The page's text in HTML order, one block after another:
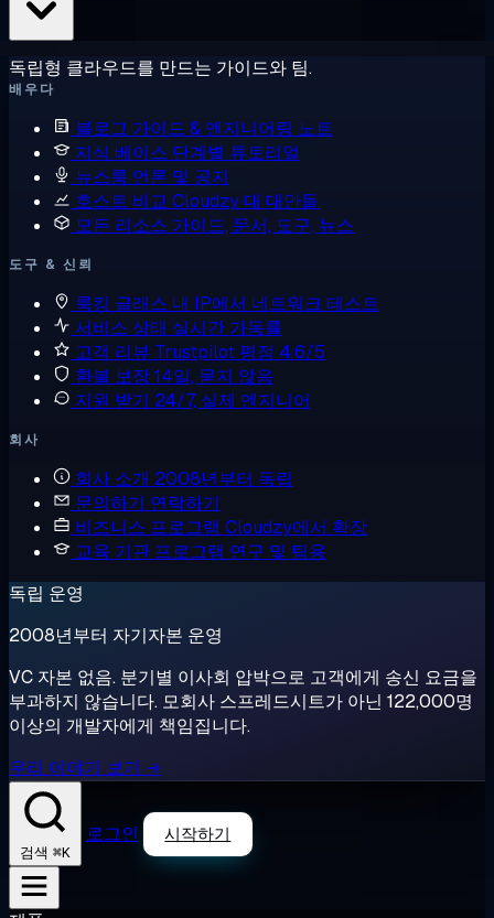
독립형 클라우드를 만드는 가이드와 팀.
배우다
블로그 가이드 & 엔지니어링 노트
지식 베이스 단계별 튜토리얼
뉴스룸 언론 및 공지
호스트 비교 Cloudzy 대 대안들
모든 리소스 가이드, 문서, 도구, 뉴스
도구 & 신뢰
룩킹 글래스 내 IP에서 네트워크 테스트
서비스 상태 실시간 가동률
고객 리뷰 Trustpilot 평점 4.6/5
환불 보장14일, 묻지 않음
지원 받기 24/7, 실제 엔지니어
회사
회사 소개 2008년부터 독립
문의하기 연락하기
비즈니스 프로그램 Cloudzy에서 확장
교육 기관 프로그램 연구 및 팀용
독립 운영
2008년부터 자기자본 운영
VC 자본 없음. 분기별 이사회 압박으로 고객에게 송신 요금을
부과하지 않습니다. 모회사 스프레드시트가 아닌 122,000명
이상의 개발자에게 책임집니다.
우리 이야기 보기 →
검색 ⌘K
로그인 시작하기